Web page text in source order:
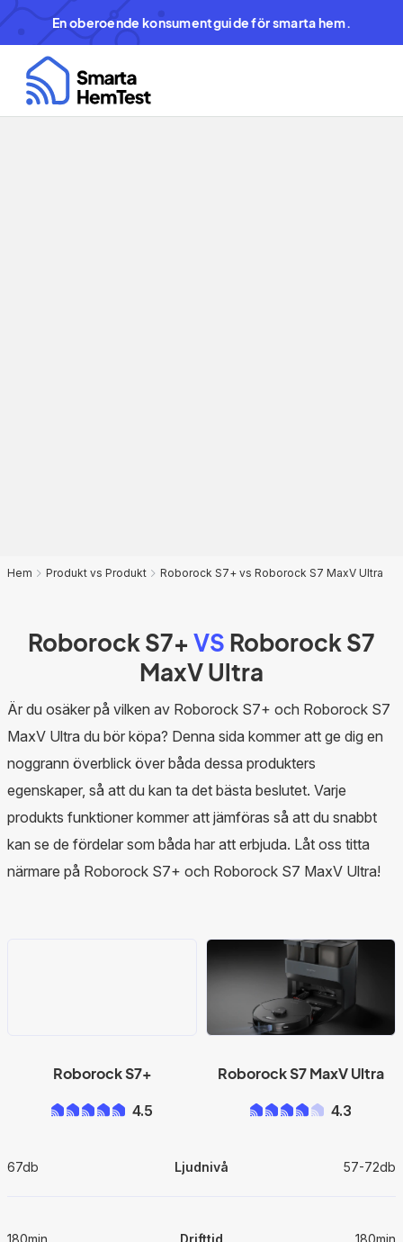
En oberoende konsumentguide för smarta hem.
Hem Produkt vs Produkt Roborock S7+ vs Roborock S7 MaxV Ultra
Roborock S7+ VS Roborock S7
MaxV Ultra
Är du osäker på vilken av Roborock S7+ och Roborock S7
MaxV Ultra du bör köpa? Denna sida kommer att ge dig en
noggrann överblick över båda dessa produkters
egenskaper, så att du kan ta det bästa beslutet. Varje
produkts funktioner kommer att jämföras så att du snabbt
kan se de fördelar som båda har att erbjuda. Låt oss titta
närmare på Roborock S7+ och Roborock S7 MaxV Ultra!
Roborock S7+
4.5
Roborock S7 MaxV Ultra
4.3
67db Ljudnivå 57-72db
180min Drifttid 180min